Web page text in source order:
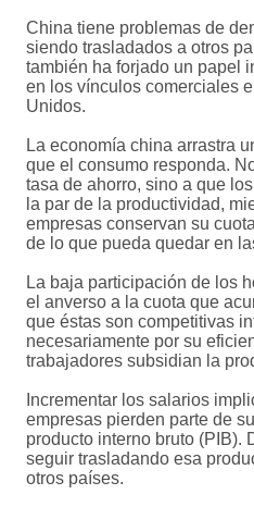
China tiene problemas de
siendo trasladados a otros
también ha forjado un papel
en los vínculos comerciales
Unidos.
La economía china arrastra
que el consumo responda.
tasa de ahorro, sino a que
la par de la productividad,
empresas conservan su
de lo que pueda quedar en
La baja participación de los
el anverso a la cuota que
que éstas son competitivas
necesariamente por su
trabajadores subsidian la
Incrementar los salarios
empresas pierden parte de
producto interno bruto (PIB).
seguir trasladando esa
otros países.